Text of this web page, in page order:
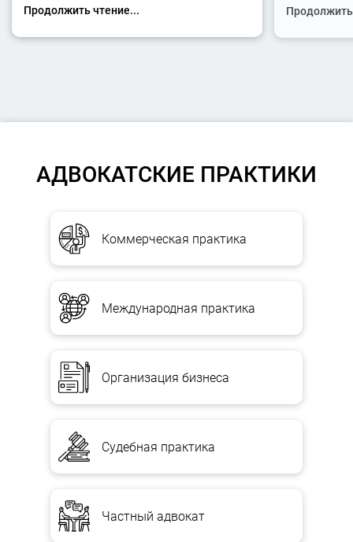
Продолжить чтение...
АДВОКАТСКИЕ ПРАКТИКИ
Коммерческая практика
Международная практика
Организация бизнеса
Судебная практика
Частный адвокат